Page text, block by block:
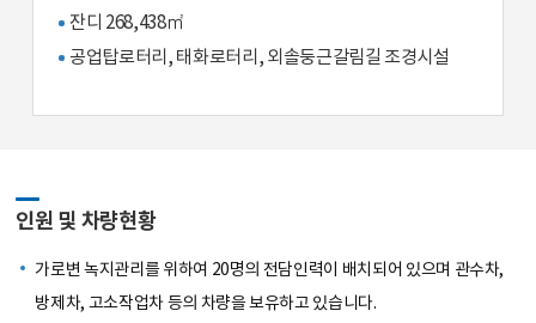
잔디 268,438㎡
공업탑로터리, 태화로터리, 외솔둥근갈림길 조경시설
인원 및 차량현황
가로변 녹지관리를 위하여 20명의 전담인력이 배치되어 있으며 관수차,
방제차, 고소작업차 등의 차량을 보유하고 있습니다.